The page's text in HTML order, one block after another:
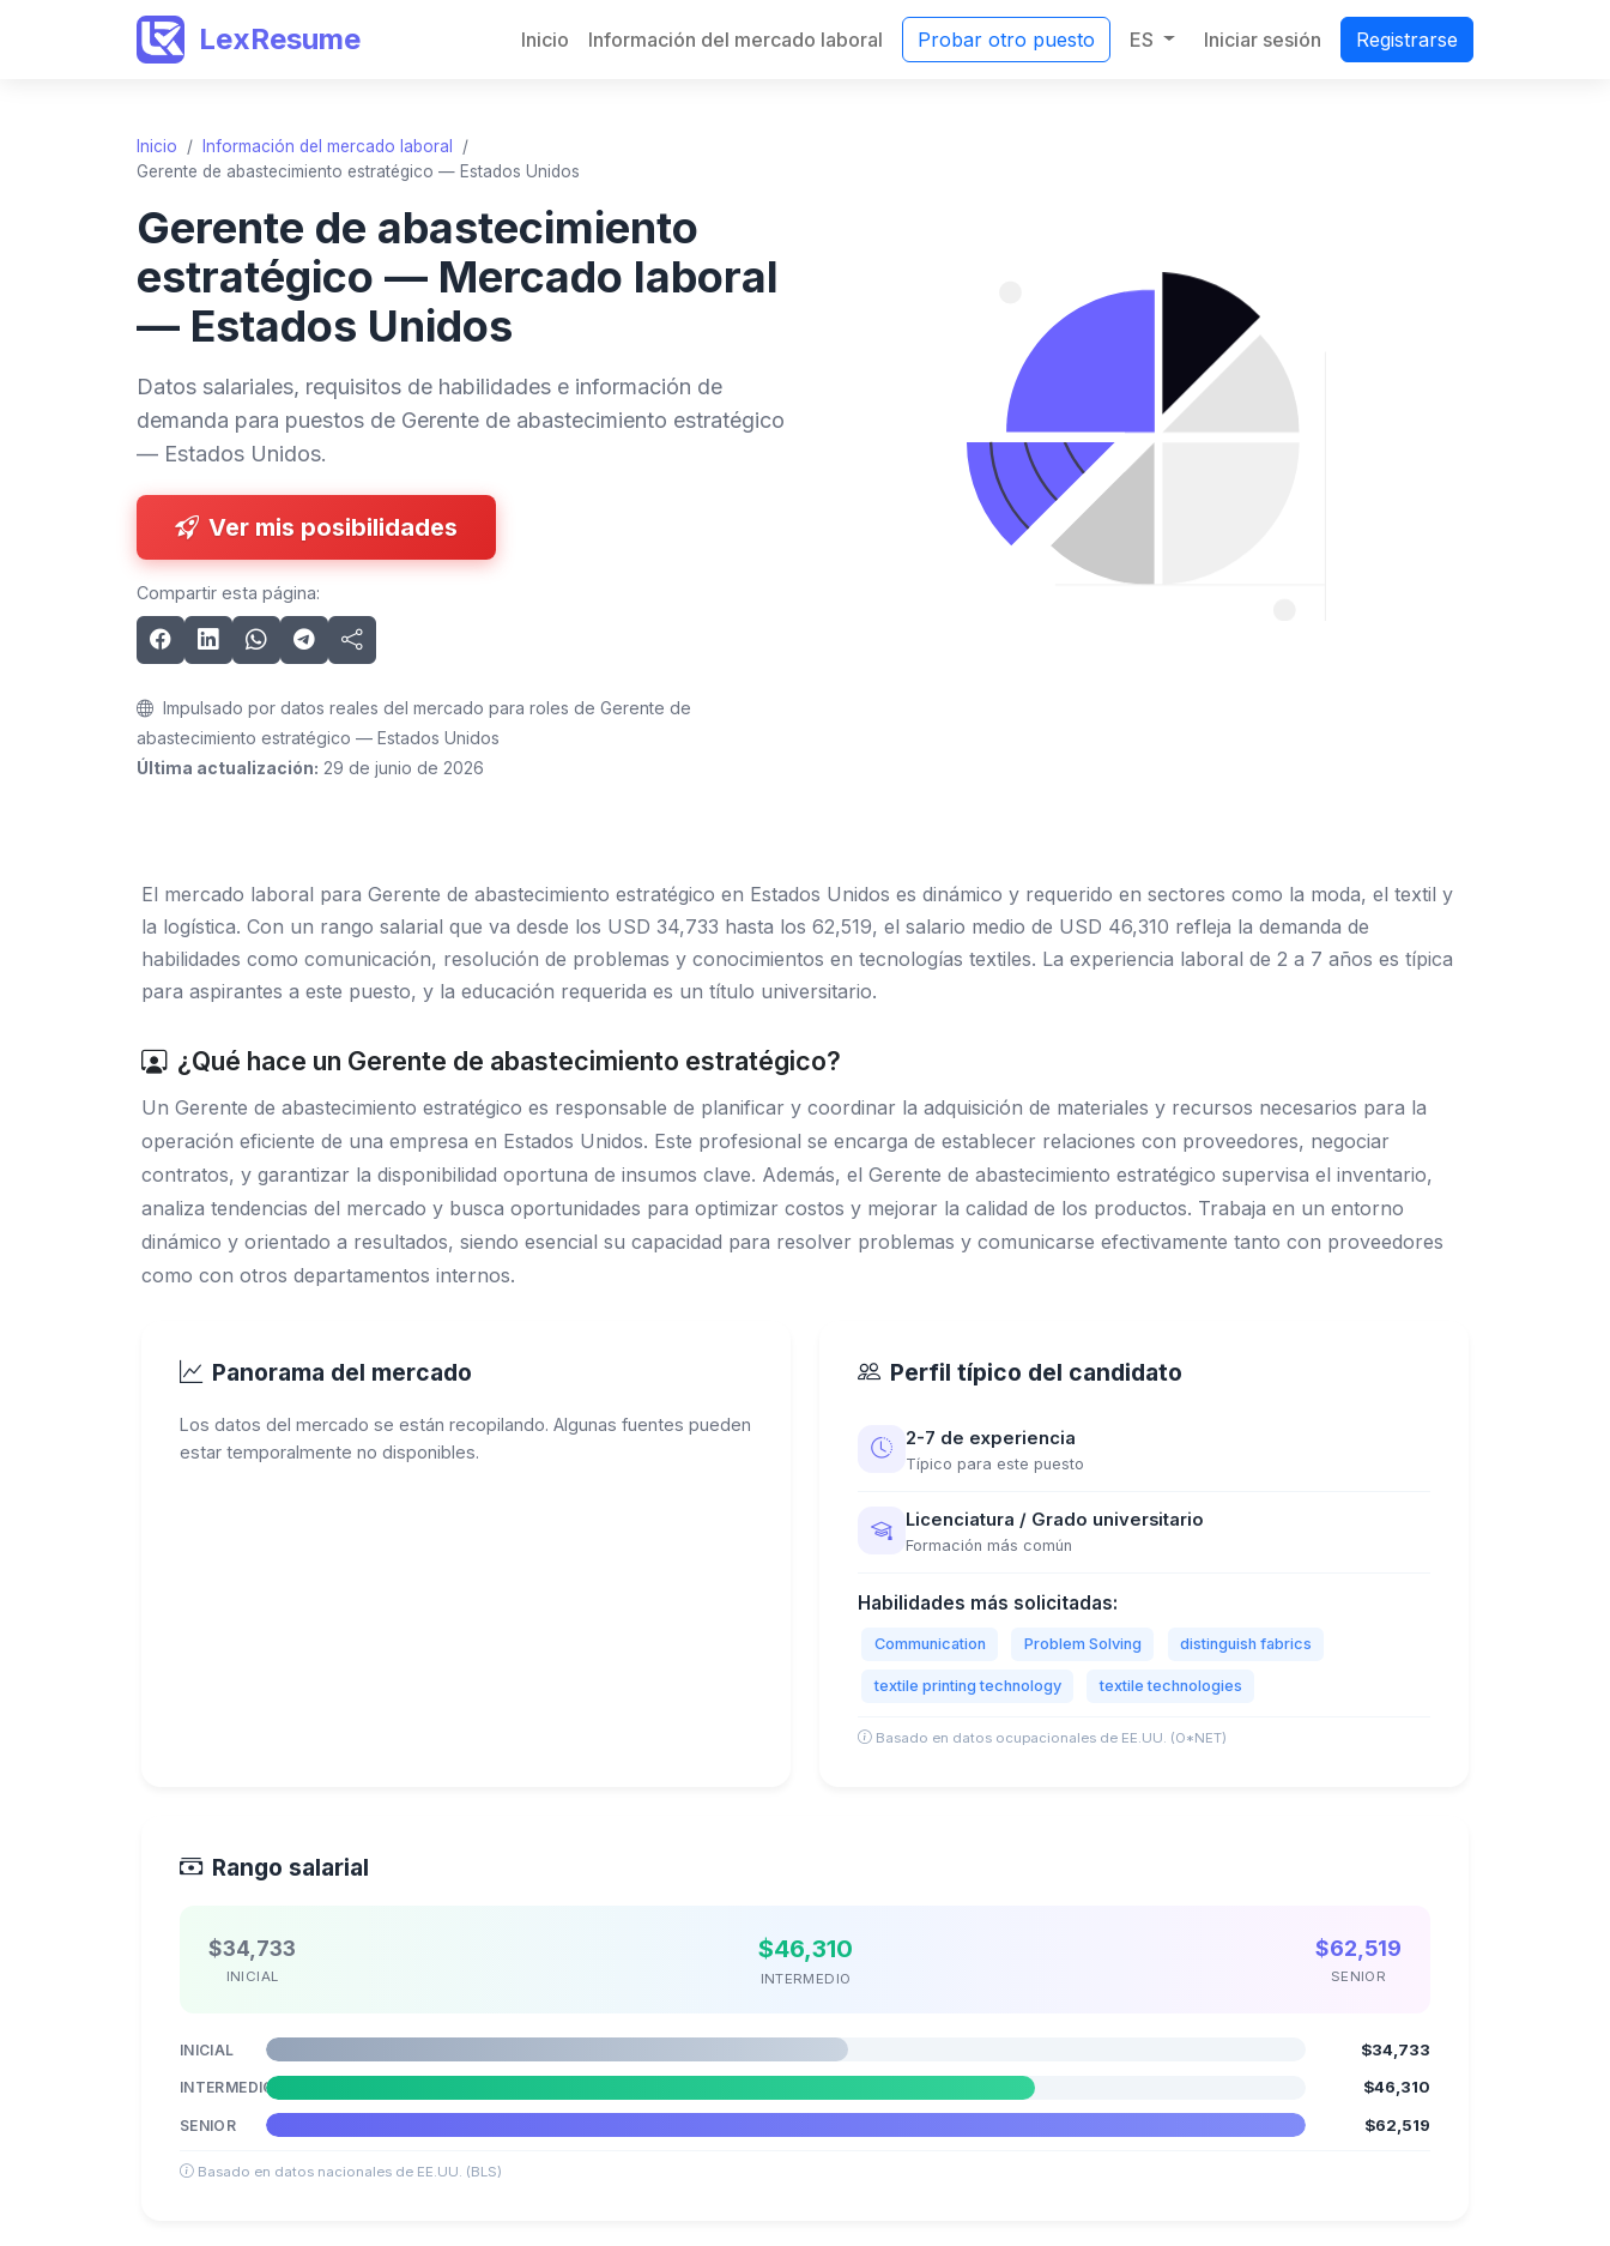
LexResume Inicio Información del mercado laboral Probar otro puesto ES Iniciar sesión Registrarse
Inicio / Información del mercado laboral
/
Gerente de abastecimiento estratégico — Estados Unidos
Gerente de abastecimiento
estratégico — Mercado laboral
— Estados Unidos
Datos salariales, requisitos de habilidades e información de
demanda para puestos de Gerente de abastecimiento estratégico
— Estados Unidos.
Ver mis posibilidades
Compartir esta página:
Impulsado por datos reales del mercado para roles de Gerente de
abastecimiento estratégico — Estados Unidos
Última actualización: 29 de junio de 2026
El mercado laboral para Gerente de abastecimiento estratégico en Estados Unidos es dinámico y requerido en sectores como la moda, el textil y
la logística. Con un rango salarial que va desde los USD 34,733 hasta los 62,519, el salario medio de USD 46,310 refleja la demanda de
habilidades como comunicación, resolución de problemas y conocimientos en tecnologías textiles. La experiencia laboral de 2 a 7 años es típica
para aspirantes a este puesto, y la educación requerida es un título universitario.
¿Qué hace un Gerente de abastecimiento estratégico?
Un Gerente de abastecimiento estratégico es responsable de planificar y coordinar la adquisición de materiales y recursos necesarios para la
operación eficiente de una empresa en Estados Unidos. Este profesional se encarga de establecer relaciones con proveedores, negociar
contratos, y garantizar la disponibilidad oportuna de insumos clave. Además, el Gerente de abastecimiento estratégico supervisa el inventario,
analiza tendencias del mercado y busca oportunidades para optimizar costos y mejorar la calidad de los productos. Trabaja en un entorno
dinámico y orientado a resultados, siendo esencial su capacidad para resolver problemas y comunicarse efectivamente tanto con proveedores
como con otros departamentos internos.
Panorama del mercado
Los datos del mercado se están recopilando. Algunas fuentes pueden
estar temporalmente no disponibles.
Perfil típico del candidato
2-7 de experiencia
Típico para este puesto
Licenciatura / Grado universitario
Formación más común
Habilidades más solicitadas:
Communication Problem Solving distinguish fabrics
textile printing technology textile technologies
Basado en datos ocupacionales de EE.UU. (O*NET)
Rango salarial
$34,733
INICIAL
$46,310
INTERMEDIO
$62,519
SENIOR
INICIAL $34,733
INTERMEDIO $46,310
SENIOR $62,519
Basado en datos nacionales de EE.UU. (BLS)